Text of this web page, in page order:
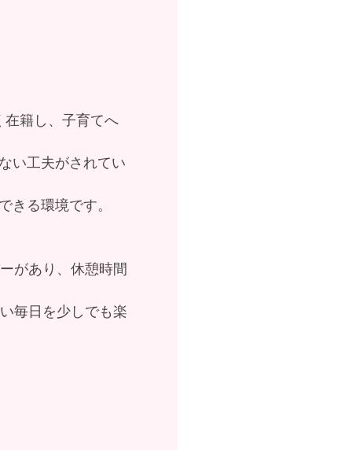
在籍し、子育てへ
い工夫がされてい
きる環境です。
があり、休憩時間
毎日を少しでも楽